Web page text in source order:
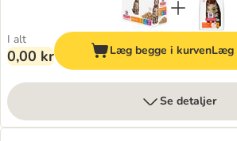
I alt
0,00 kr Læg begge i kurvenLæg
Se detaljer